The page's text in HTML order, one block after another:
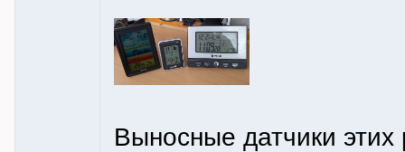
Выносные датчики